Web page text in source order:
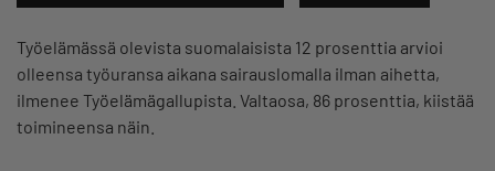
Työelämässä olevista suomalaisista 12 prosenttia arvioi
olleensa työuransa aikana sairauslomalla ilman aihetta,
ilmenee Työelämägallupista. Valtaosa, 86 prosenttia, kiistää
toimineensa näin.